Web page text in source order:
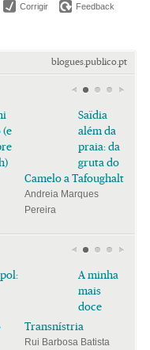
Corrigir Feedback
blogues.publico.pt
Saïdia
além da
praia: da
gruta do
Camelo a Tafoughalt
Andreia Marques
Pereira
A minha
mais
doce
Transnístria
Rui Barbosa Batista